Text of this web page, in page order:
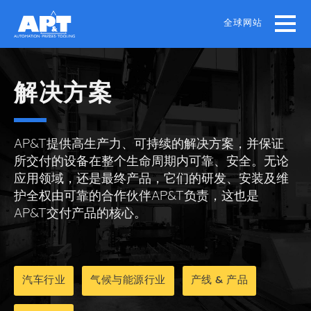
main
全球网站
解决方案
AP&T提供高生产力、可持续的解决方案，并保证
所交付的设备在整个生命周期内可靠、安全。无论
应用领域，还是最终产品，它们的研发、安装及维
护全权由可靠的合作伙伴AP&T负责，这也是
AP&T交付产品的核心。
汽车行业 气候与能源行业 产线 & 产品